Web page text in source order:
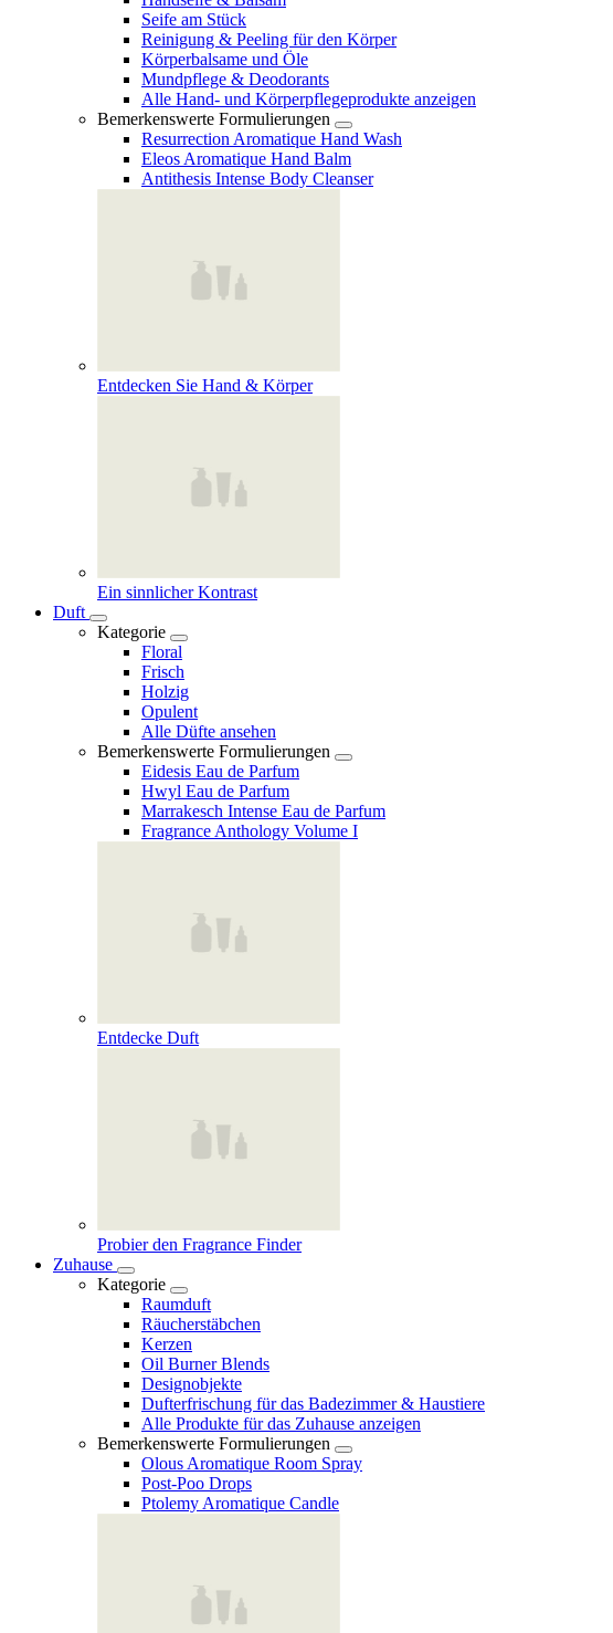
Seife am Stück
Reinigung & Peeling für den Körper
Körperbalsame und Öle
Mundpflege & Deodorants
Alle Hand- und Körperpflegeprodukte anzeigen
Bemerkenswerte Formulierungen
Resurrection Aromatique Hand Wash
Eleos Aromatique Hand Balm
Antithesis Intense Body Cleanser
Entdecken Sie Hand & Körper
Ein sinnlicher Kontrast
Duft
Kategorie
Floral
Frisch
Holzig
Opulent
Alle Düfte ansehen
Bemerkenswerte Formulierungen
Eidesis Eau de Parfum
Hwyl Eau de Parfum
Marrakesch Intense Eau de Parfum
Fragrance Anthology Volume I
Entdecke Duft
Probier den Fragrance Finder
Zuhause
Kategorie
Raumduft
Räucherstäbchen
Kerzen
Oil Burner Blends
Designobjekte
Dufterfrischung für das Badezimmer & Haustiere
Alle Produkte für das Zuhause anzeigen
Bemerkenswerte Formulierungen
Olous Aromatique Room Spray
Post-Poo Drops
Ptolemy Aromatique Candle